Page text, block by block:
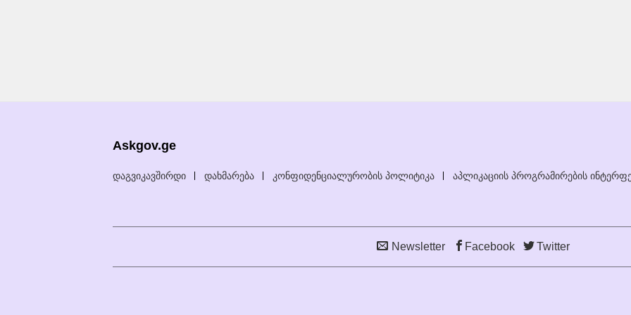
Askgov.ge
დაგვიკავშირდი დახმარება კონფიდენციალურობის პოლიტიკა აპლიკაციის პროგრამირების
Newsletter Facebook Twitter